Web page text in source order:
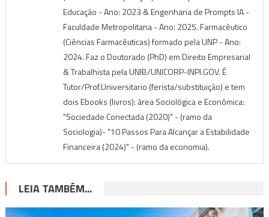
Educação - Ano: 2023 & Engenharia de Prompts IA -
Faculdade Metropolitana - Ano: 2025. Farmacêutico
(Ciências Farmacêuticas) formado pela UNP - Ano:
2024. Faz o Doutorado (PhD) em Direito Empresarial
& Trabalhista pela UNIB/UNICORP-INPI.GOV. É
Tutor/Prof.Universitario (ferista/substituição) e tem
dois Ebooks (livros): área Sociológica e Econômica:
"Sociedade Conectada (2020)" - (ramo da
Sociologia)- "10 Passos Para Alcançar a Estabilidade
Financeira (2024)" - (ramo da economia).
LEIA TAMBÉM...